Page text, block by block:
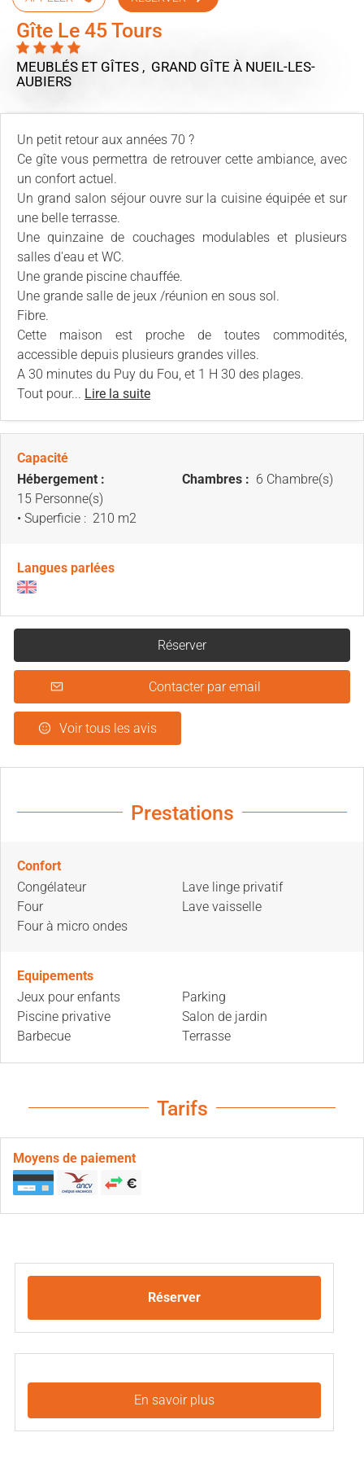
Gîte Le 45 Tours
MEUBLÉS ET GÎTES , GRAND GÎTE À NUEIL-LES-
AUBIERS
Un petit retour aux années 70 ?
Ce gîte vous permettra de retrouver cette ambiance, avec
un confort actuel.
Un grand salon séjour ouvre sur la cuisine équipée et sur
une belle terrasse.
Une quinzaine de couchages modulables et plusieurs
salles d'eau et WC.
Une grande piscine chauffée.
Une grande salle de jeux /réunion en sous sol.
Fibre.
Cette maison est proche de toutes commodités,
accessible depuis plusieurs grandes villes.
A 30 minutes du Puy du Fou, et 1 H 30 des plages.
Tout pour... Lire la suite
Capacité
Hébergement :
15 Personne(s)
• Superficie : 210 m2
Chambres : 6 Chambre(s)
Langues parlées
Réserver
Contacter par email
Voir tous les avis
Prestations
Confort
Congélateur
Four
Four à micro ondes
Lave linge privatif
Lave vaisselle
Equipements
Jeux pour enfants
Piscine privative
Barbecue
Parking
Salon de jardin
Terrasse
Tarifs
Moyens de paiement
Réserver
En savoir plus